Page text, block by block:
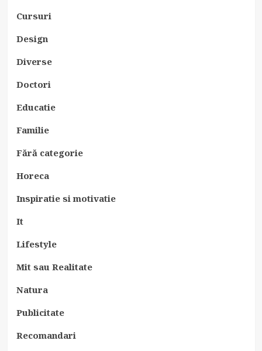
Cursuri
Design
Diverse
Doctori
Educatie
Familie
Fără categorie
Horeca
Inspiratie si motivatie
It
Lifestyle
Mit sau Realitate
Natura
Publicitate
Recomandari